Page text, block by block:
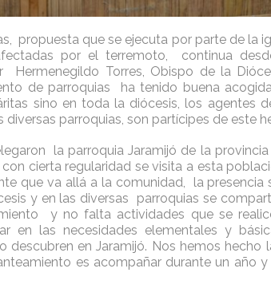
propuesta que se ejecuta por parte de la
por el terremoto, continua
Hermenegildo Torres, Obispo de la
de parroquias ha tenido buena
sino en toda la diócesis, los agentes
parroquias, son partícipes de este
la parroquia Jaramijó de la
cierta regularidad se visita a esta
que va allá a la comunidad, la presencia
y en las diversas parroquias se
y no falta actividades que se
en las necesidades elementales y
descubren en Jaramijó. Nos hemos hecho
es acompañar durante un año